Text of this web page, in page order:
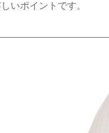
いポイントです。